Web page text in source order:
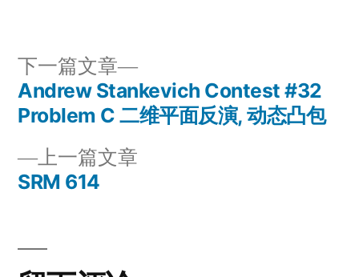
文
导
上一篇文章
SRM 614
下一篇文章
下
一
篇
Andrew Stankevich Contest #32
Problem C 二维平面反演, 动态凸包